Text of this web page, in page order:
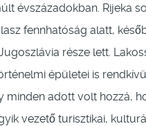
évszázadokban. Rijeka
fennhatóság alatt,
része lett.
épületei is
minden adott volt hozzá,
vezető turisztikai,